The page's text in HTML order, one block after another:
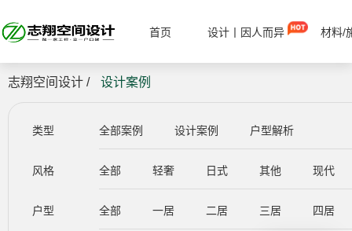
首页 设计丨因人而异 材料/
志翔空间设计 / 设计案例
类型 全部案例 设计案例 户型解析
风格 全部 轻奢 日式 其他 现代
户型 全部 一居 二居 三居 四居